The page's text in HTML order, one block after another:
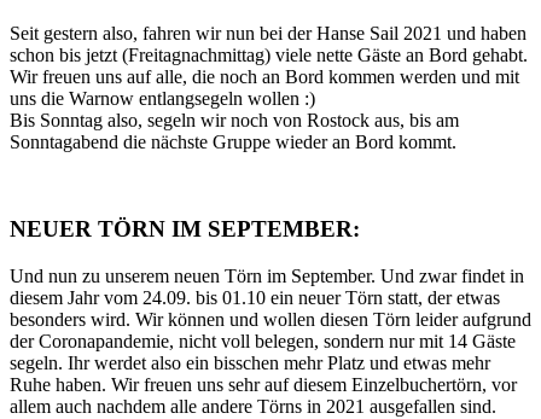
Seit gestern also, fahren wir nun bei der Hanse Sail 2021 und haben
schon bis jetzt (Freitagnachmittag) viele nette Gäste an Bord gehabt.
Wir freuen uns auf alle, die noch an Bord kommen werden und mit
uns die Warnow entlangsegeln wollen :)
Bis Sonntag also, segeln wir noch von Rostock aus, bis am
Sonntagabend die nächste Gruppe wieder an Bord kommt.
NEUER TÖRN IM SEPTEMBER:
Und nun zu unserem neuen Törn im September. Und zwar findet in
diesem Jahr vom 24.09. bis 01.10 ein neuer Törn statt, der etwas
besonders wird. Wir können und wollen diesen Törn leider aufgrund
der Coronapandemie, nicht voll belegen, sondern nur mit 14 Gäste
segeln. Ihr werdet also ein bisschen mehr Platz und etwas mehr
Ruhe haben. Wir freuen uns sehr auf diesem Einzelbuchertörn, vor
allem auch nachdem alle andere Törns in 2021 ausgefallen sind.